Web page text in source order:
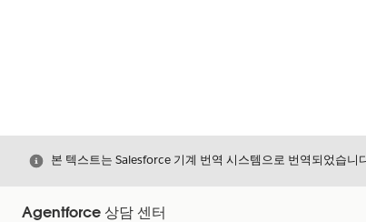
닫기본 텍스트는 Salesforce 기계 번역 시스템으로 번역되었습니
Agentforce 상담 센터